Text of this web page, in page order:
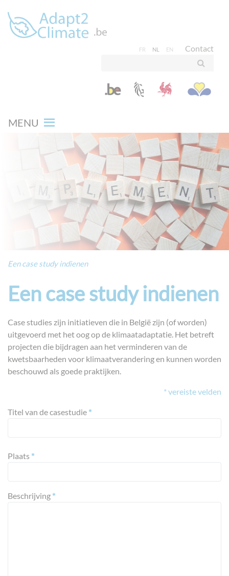
FR NL EN Contact
MENU
Een case study indienen
Een case study indienen
Case studies zijn initiatieven die in België zijn (of worden)
uitgevoerd met het oog op de klimaatadaptatie. Het betreft
projecten die bijdragen aan het verminderen van de
kwetsbaarheden voor klimaatverandering en kunnen worden
beschouwd als goede praktijken.
* vereiste velden
Titel van de casestudie *
Plaats *
Beschrijving *